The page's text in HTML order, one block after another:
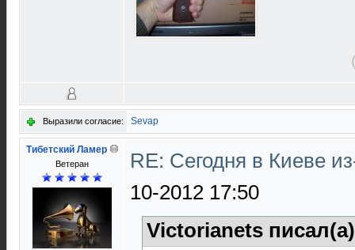
Выразили согласие: Sevap
Тибетский Ламер
Ветеран
RE: Сегодня в Киеве
10-2012 17:50
Victorianets